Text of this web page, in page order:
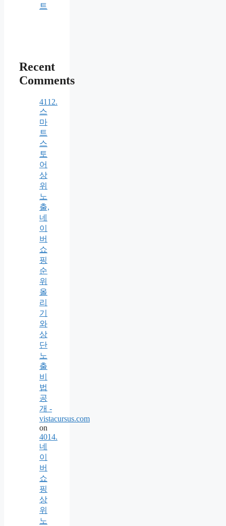
트
Recent
Comments
4112.
스
마
트
스
토
어
상
위
노
출,
네
이
버
쇼
핑
순
위
올
리
기
와
상
단
노
출
비
법
공
개 -
vistacursus.com
on
4014.
네
이
버
쇼
핑
상
위
노